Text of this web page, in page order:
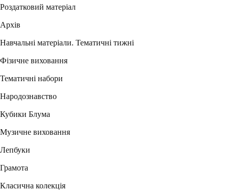
Роздатковий матеріал
Архів
Навчальні матеріали. Тематичні тижні
Фізичне виховання
Тематичні набори
Народознавство
Кубики Блума
Музичне виховання
Лепбуки
Грамота
Класична колекція